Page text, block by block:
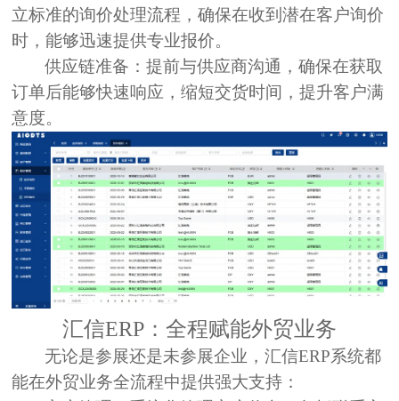
立标准的询价处理流程，确保在收到潜在客户询价
时，能够迅速提供专业报价。
供应链准备：提前与供应商沟通，确保在获取
订单后能够快速响应，缩短交货时间，提升客户满
意度。
汇信ERP：全程赋能外贸业务
无论是参展还是未参展企业，汇信ERP系统都
能在外贸业务全流程中提供强大支持：